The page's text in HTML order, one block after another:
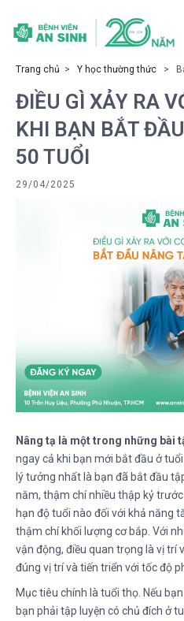
Trang chủ > Y học thường thức >
ĐIỀU GÌ XẢY RA
KHI BẠN BẮT
50 TUỔI
29/04/2025
Nâng tạ là một trong những bài
ngay cả khi bạn mới bắt đầu ở
lý tưởng nhất là bạn đã bắt đầu
năm, thậm chí nhiều thập kỷ
hạn độ tuổi nào đối với khả năng
thậm chí khối lượng cơ bắp. Với
vận động, điều quan trọng là vị trí
đúng vị trí và tiến triển với tốc độ
Mục tiêu chính là tuổi thọ. Nếu
bạn phải tập luyện có chủ đích ở